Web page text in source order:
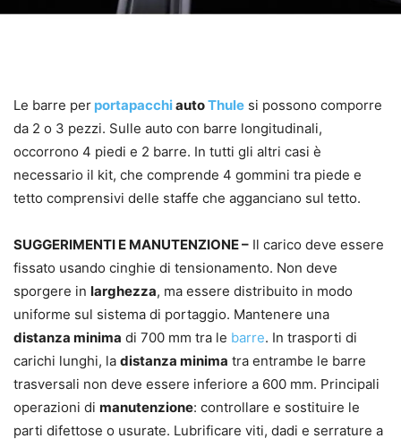
Le barre per portapacchiautoThule si possono comporre
da 2 o 3 pezzi. Sulle auto con barre longitudinali,
occorrono 4 piedi e 2 barre. In tutti gli altri casi è
necessario il kit, che comprende 4 gommini tra piede e
tetto comprensivi delle staffe che agganciano sul tetto.
SUGGERIMENTI E MANUTENZIONE – Il carico deve essere
fissato usando cinghie di tensionamento. Non deve
sporgere in larghezza, ma essere distribuito in modo
uniforme sul sistema di portaggio. Mantenere una
distanza minima di 700 mm tra le barre. In trasporti di
carichi lunghi, la distanza minima tra entrambe le barre
trasversali non deve essere inferiore a 600 mm. Principali
operazioni di manutenzione: controllare e sostituire le
parti difettose o usurate. Lubrificare viti, dadi e serrature a